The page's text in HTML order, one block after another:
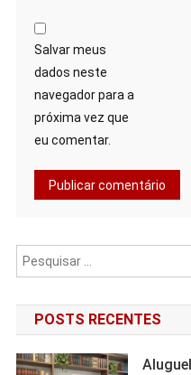
Salvar meus
dados neste
navegador para a
próxima vez que
eu comentar.
POSTS RECENTES